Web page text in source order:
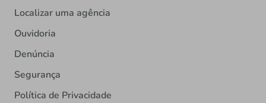
Localizar uma agência
Ouvidoria
Denúncia
Segurança
Política de Privacidade